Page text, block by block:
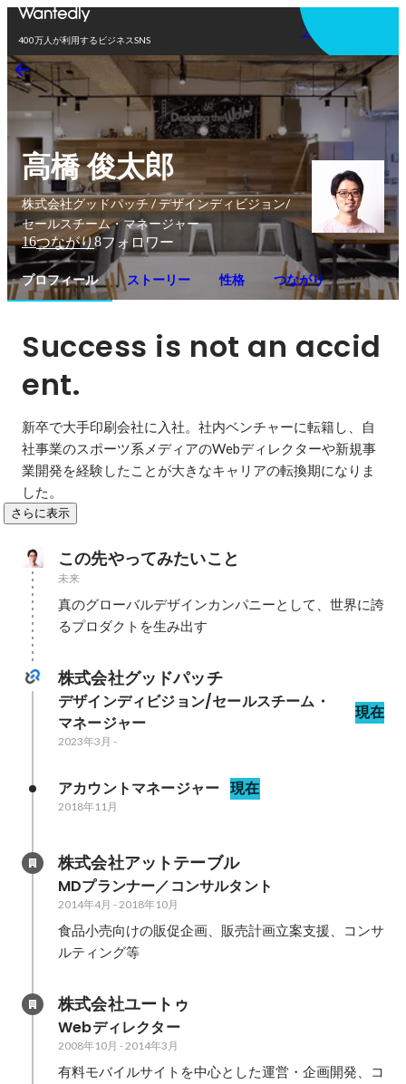
400万人が利用するビジネスSNS
アプリを使う
高橋 俊太郎
株式会社グッドパッチ / デザインディビジョン/
セールスチーム・マネージャー
16つながり8フォロワー
プロフィール ストーリー 性格 つながり
Success is not an accid
ent.
新卒で大手印刷会社に入社。社内ベンチャーに転籍し、自
社事業のスポーツ系メディアのWebディレクターや新規事
業開発を経験したことが大きなキャリアの転換期になりま
した。
さらに表示
この先やってみたいこと
未来
真のグローバルデザインカンパニーとして、世界に誇
るプロダクトを生み出す
株式会社グッドパッチ
デザインディビジョン/セールスチーム・
マネージャー
現在
2023年3月 -
アカウントマネージャー 現在
2018年11月
株式会社アットテーブル
MDプランナー／コンサルタント
2014年4月 -2018年10月
食品小売向けの販促企画、販売計画立案支援、コンサ
ルティング等
株式会社ユートゥ
Webディレクター
2008年10月 -2014年3月
有料モバイルサイトを中心とした運営・企画開発、コ